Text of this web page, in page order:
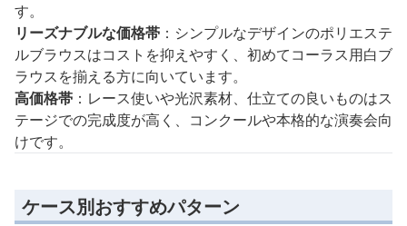
す。
リーズナブルな価格帯 ：シンプルなデザインのポリエステ
ルブラウスはコストを抑えやすく、初めてコーラス用白ブ
ラウスを揃える方に向いています。
高価格帯 ：レース使いや光沢素材、仕立ての良いものはス
テージでの完成度が高く、コンクールや本格的な演奏会向
けです。
ケース別おすすめパターン